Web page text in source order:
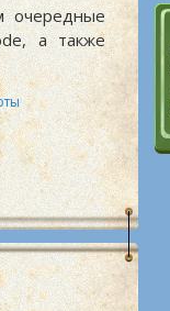
очередные
а также